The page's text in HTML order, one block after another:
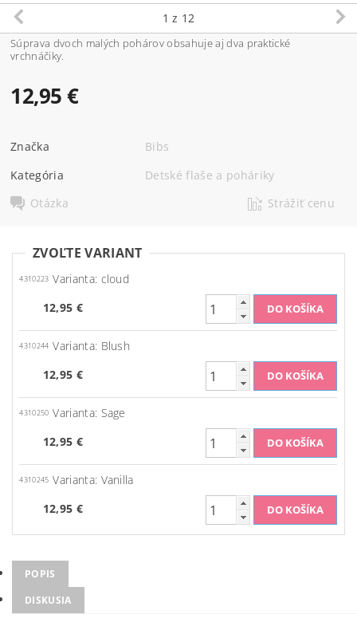
1 z 12
Súprava dvoch malých pohárov obsahuje aj dva praktické
vrchnáčiky.
12,95 €
Značka
Bibs
Kategória
Detské flaše a poháriky
Otázka
Strážiť cenu
ZVOĽTE VARIANT
4310223 Varianta: cloud
12,95 €
4310244 Varianta: Blush
12,95 €
4310250 Varianta: Sage
12,95 €
4310245 Varianta: Vanilla
12,95 €
POPIS
DISKUSIA